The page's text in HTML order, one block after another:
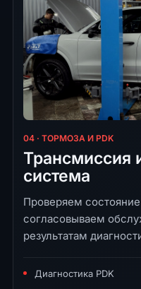
04 · ТОРМОЗА И PDK
Трансмиссия
система
Проверяем
согласовываем
результатам
Диагностика PDK